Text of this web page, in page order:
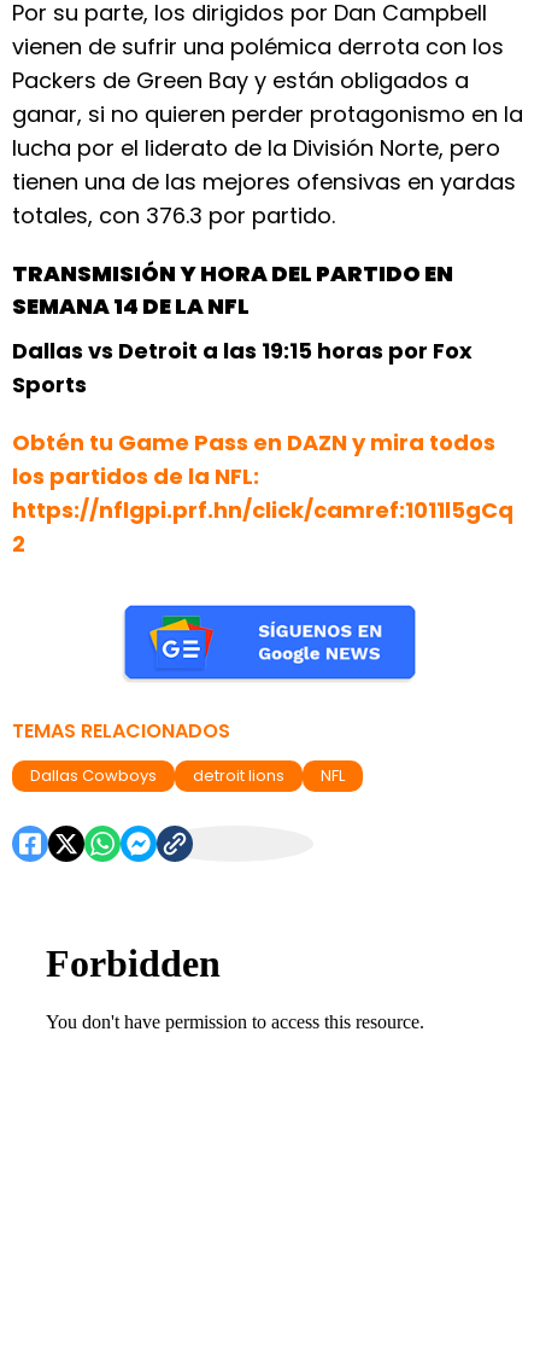
Por su parte, los dirigidos por Dan Campbell
vienen de sufrir una polémica derrota con los
Packers de Green Bay y están obligados a
ganar, si no quieren perder protagonismo en la
lucha por el liderato de la División Norte, pero
tienen una de las mejores ofensivas en yardas
totales, con 376.3 por partido.
TRANSMISIÓN Y HORA DEL PARTIDO EN
SEMANA 14 DE LA NFL
Dallas vs Detroit a las 19:15 horas por Fox
Sports
Obtén tu Game Pass en DAZN y mira todos
los partidos de la NFL:
https://nflgpi.prf.hn/click/camref:1011l5gCq
2
TEMAS RELACIONADOS
Dallas Cowboys detroit lions NFL